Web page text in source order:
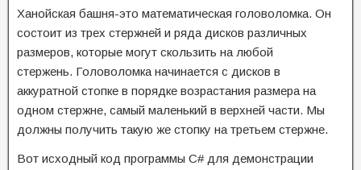
Ханойская башня-это математическая головоломка. Он
состоит из трех стержней и ряда дисков различных
размеров, которые могут скользить на любой
стержень. Головоломка начинается с дисков в
аккуратной стопке в порядке возрастания размера на
одном стержне, самый маленький в верхней части. Мы
должны получить такую же стопку на третьем стержне.
Вот исходный код программы C# для демонстрации